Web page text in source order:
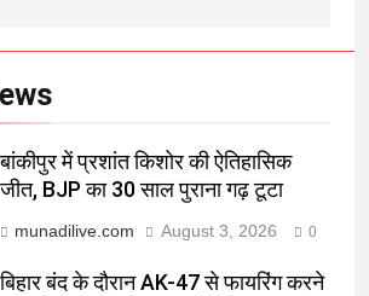
बांकीपुर में प्रशांत किशोर की ऐतिहासिक
जीत, BJP का 30 साल पुराना गढ़ टूटा
munadilive.com August 3, 2026 0
बिहार बंद के दौरान AK-47 से फायरिंग करने